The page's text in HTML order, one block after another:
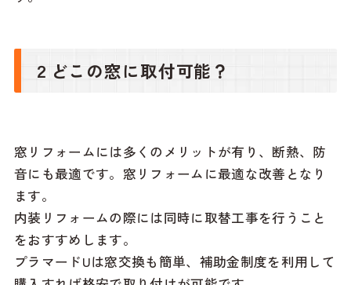
２どこの窓に取付可能？
窓リフォームには多くのメリットが有り、断熱、防
音にも最適です。窓リフォームに最適な改善となり
ます。
内装リフォームの際には同時に取替工事を行うこと
をおすすめします。
プラマードUは窓交換も簡単、補助金制度を利用して